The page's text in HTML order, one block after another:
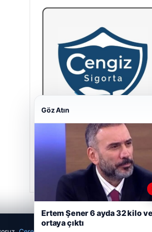
Cengiz Sigorta
23/06/2026
Göz Atın
Ertem Şener 6 ayda 32 kilo
ortaya çıktı